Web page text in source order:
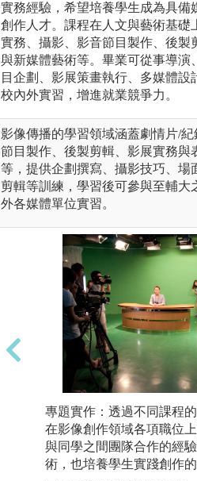
實務經驗，希望培養學生成為具
創作人才。課程在人文與藝術基
實務、攝影、影音節目製作、後
與新媒體藝術等。畢業可從事導演
目企劃、影展策畫執行、多媒體
校內外實習，增進就業競爭力。
影像傳播的學習領域涵蓋劇情片/
節目製作、後製剪輯、影展實務與
等，提供企劃撰寫、攝影技巧、場
剪輯等訓練，學習後可參與至輔
外各媒體單位實習。
數據分析：運用統計軟體分析傳
圖解:老師講解統計圖表與其意義
版權:中正大學傳播系自有照片
專題實作：透過不同課程
在影像創作領域各項職位
與同學之間團隊合作的經
術，也培養學生實踐創作的